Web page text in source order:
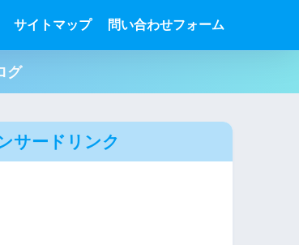
サイトマップ 問い合わせフォーム
グ
サードリンク